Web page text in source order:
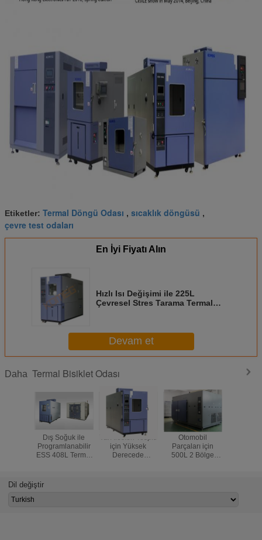
Etiketler: Termal Döngü Odası , sıcaklık döngüsü ,
çevre test odaları
En İyi Fiyatı Alın
Hızlı Isı Değişimi ile 225L
Çevresel Stres Tarama Termal
Devam et
Daha Termal Bisiklet Odası
Dış Soğuk ile
Programlanabilir
ESS 408L Termal
Yarı İletken Tespiti
için Yüksek
Derecede
Otomobil
Parçaları için
500L 2 Bölge
Dil değiştir